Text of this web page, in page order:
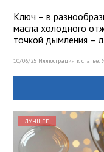
Ключ – в
масла холодного
точкой дымления –
10/06/25 Иллюстрация к статье:
ЛУЧШЕЕ